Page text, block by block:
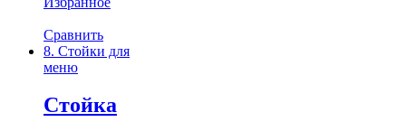
Сравнить
8. Стойки для
меню
Cтойка